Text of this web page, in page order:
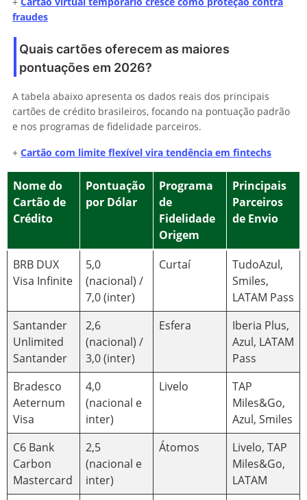
fraudes
Quais cartões oferecem as maiores
pontuações em 2026?
A tabela abaixo apresenta os dados reais dos principais
cartões de crédito brasileiros, focando na pontuação padrão
e nos programas de fidelidade parceiros.
+ Cartão com limite flexível vira tendência em fintechs
Nome do
Cartão de
Crédito
Pontuação
por Dólar
Programa
de
Fidelidade
Origem
Principais
Parceiros
de Envio
BRB DUX
Visa Infinite
5,0
(nacional) /
7,0 (inter)
Curtaí
TudoAzul,
Smiles,
LATAM Pass
Santander
Unlimited
Santander
2,6
(nacional) /
3,0 (inter)
Esfera
Iberia Plus,
Azul, LATAM
Pass
Bradesco
Aeternum
Visa
4,0
(nacional e
inter)
Livelo
TAP
Miles&Go,
Azul, Smiles
C6 Bank
Carbon
Mastercard
2,5
(nacional e
inter)
Átomos
Livelo, TAP
Miles&Go,
LATAM